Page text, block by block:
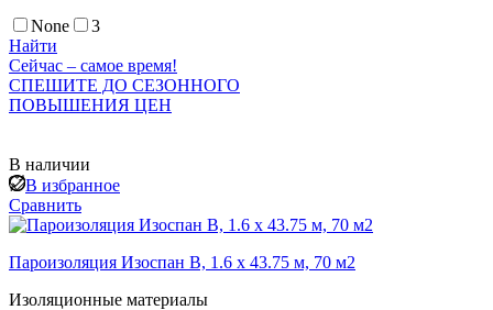
None
3
Найти
Сейчас – самое время!
СПЕШИТЕ ДО СЕЗОННОГО
ПОВЫШЕНИЯ ЦЕН
В наличии
В избранное
Сравнить
Пароизоляция Изоспан В, 1.6 х 43.75 м, 70 м2
Изоляционные материалы